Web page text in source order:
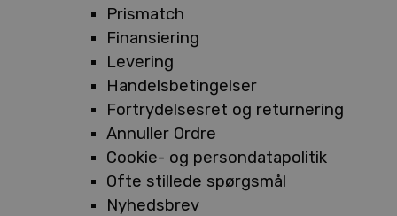
Prismatch
Finansiering
Levering
Handelsbetingelser
Fortrydelsesret og returnering
Annuller Ordre
Cookie- og persondatapolitik
Ofte stillede spørgsmål
Nyhedsbrev